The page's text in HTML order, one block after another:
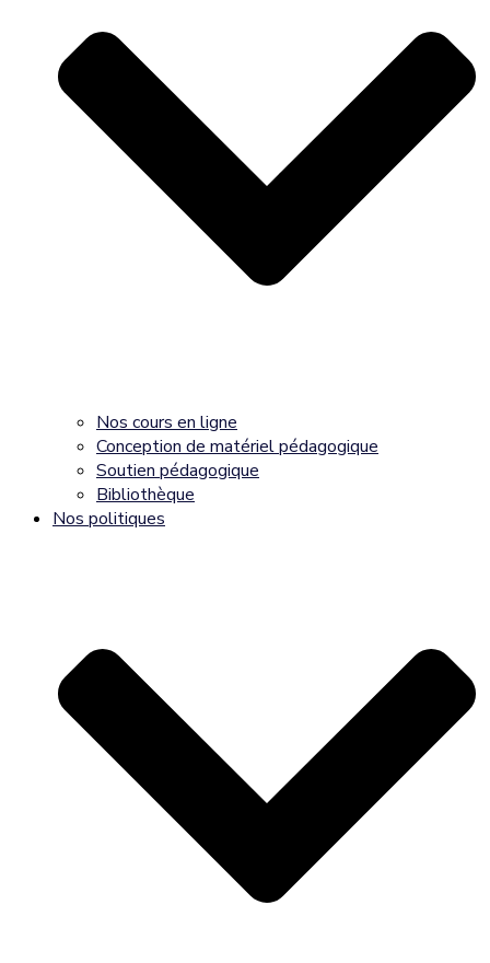
Nos cours en ligne
Conception de matériel pédagogique
Soutien pédagogique
Bibliothèque
Nos politiques